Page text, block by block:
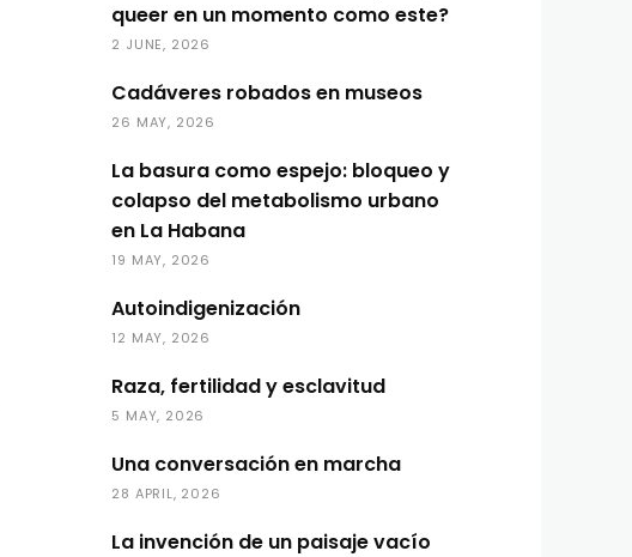
queer en un momento como este?
2 JUNE, 2026
Cadáveres robados en museos
26 MAY, 2026
La basura como espejo: bloqueo y
colapso del metabolismo urbano
en La Habana
19 MAY, 2026
Autoindigenización
12 MAY, 2026
Raza, fertilidad y esclavitud
5 MAY, 2026
Una conversación en marcha
28 APRIL, 2026
La invención de un paisaje vacío